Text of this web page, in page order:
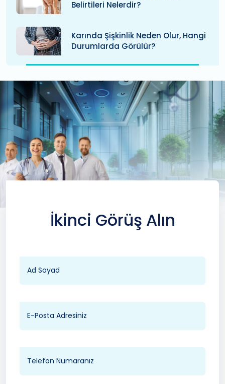
Belirtileri Nelerdir?
Karında Şişkinlik Neden Olur, Hangi
Durumlarda Görülür?
İkinci Görüş Alın